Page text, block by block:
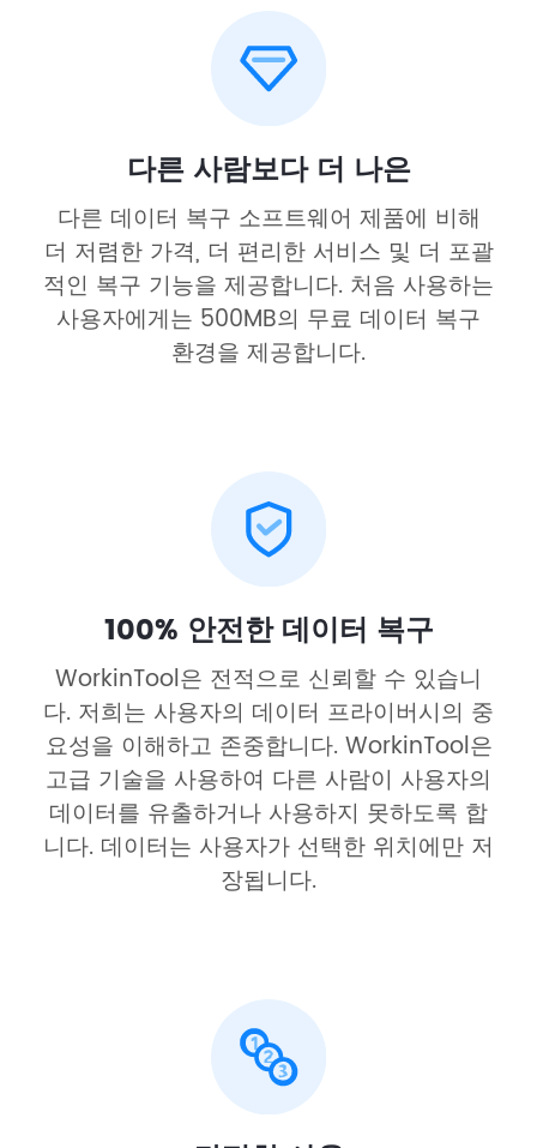
다른 사람보다 더 나은
다른 데이터 복구 소프트웨어 제품에 비해
더 저렴한 가격, 더 편리한 서비스 및 더 포괄
적인 복구 기능을 제공합니다. 처음 사용하는
사용자에게는 500MB의 무료 데이터 복구
환경을 제공합니다.
100% 안전한 데이터 복구
WorkinTool은 전적으로 신뢰할 수 있습니
다. 저희는 사용자의 데이터 프라이버시의 중
요성을 이해하고 존중합니다. WorkinTool은
고급 기술을 사용하여 다른 사람이 사용자의
데이터를 유출하거나 사용하지 못하도록 합
니다. 데이터는 사용자가 선택한 위치에만 저
장됩니다.